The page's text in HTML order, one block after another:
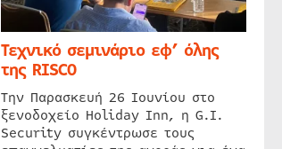
Τεχνικό σεμινάριο εφ’ όλης
της RISCO
Την Παρασκευή 26 Ιουνίου στο
ξενοδοχείο Holiday Inn, η G.I.
Security συγκέντρωσε τους